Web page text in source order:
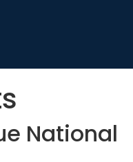
National